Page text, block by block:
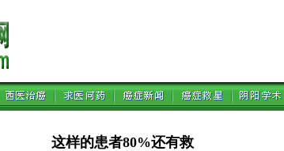
这样的患者80%还有救